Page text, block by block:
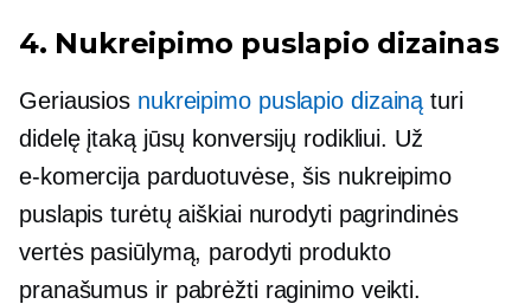
4. Nukreipimo puslapio dizainas
Geriausios nukreipimo puslapio dizainą turi
didelę įtaką jūsų konversijų rodikliui. Už
e-komercijaparduotuvėse, šis nukreipimo
puslapis turėtų aiškiai nurodyti pagrindinės
vertės pasiūlymą, parodyti produkto
pranašumus ir pabrėžti raginimo veikti.